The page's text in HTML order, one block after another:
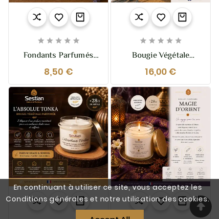
En continuant à utiliser ce site, vous acceptez les
Conditions générales et notre utilisation des cookies.
    
Fondants Parfumés
“Nuits Tranquilles” –
60g Sommeil &
Protection Naturelle
Aux Huiles Essentielles
8,50 €
    
Bougie Végétale
Parfumée Pastis
Marseillais – 110g –
Ambiance Provençale
16,00 €